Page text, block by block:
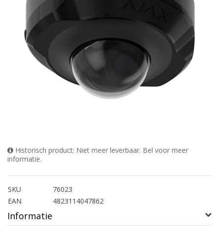
Historisch product: Niet meer leverbaar. Bel voor meer
informatie.
SKU
76023
EAN
4823114047862
Informatie